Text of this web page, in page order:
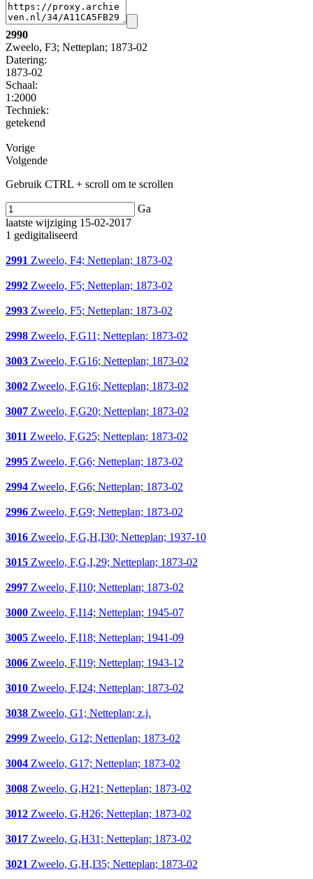
2990
Zweelo, F3; Netteplan; 1873-02
Datering:
1873-02
Schaal:
1:2000
Techniek:
getekend
Vorige
Volgende
Gebruik CTRL + scroll om te scrollen
Ga
laatste wijziging 15-02-2017
1 gedigitaliseerd
2991 Zweelo, F4; Netteplan; 1873-02
2992 Zweelo, F5; Netteplan; 1873-02
2993 Zweelo, F5; Netteplan; 1873-02
2998 Zweelo, F,G11; Netteplan; 1873-02
3003 Zweelo, F,G16; Netteplan; 1873-02
3002 Zweelo, F,G16; Netteplan; 1873-02
3007 Zweelo, F,G20; Netteplan; 1873-02
3011 Zweelo, F,G25; Netteplan; 1873-02
2995 Zweelo, F,G6; Netteplan; 1873-02
2994 Zweelo, F,G6; Netteplan; 1873-02
2996 Zweelo, F,G9; Netteplan; 1873-02
3016 Zweelo, F,G,H,I30; Netteplan; 1937-10
3015 Zweelo, F,G,I,29; Netteplan; 1873-02
2997 Zweelo, F,I10; Netteplan; 1873-02
3000 Zweelo, F,I14; Netteplan; 1945-07
3005 Zweelo, F,I18; Netteplan; 1941-09
3006 Zweelo, F,I19; Netteplan; 1943-12
3010 Zweelo, F,I24; Netteplan; 1873-02
3038 Zweelo, G1; Netteplan; z.j.
2999 Zweelo, G12; Netteplan; 1873-02
3004 Zweelo, G17; Netteplan; 1873-02
3008 Zweelo, G,H21; Netteplan; 1873-02
3012 Zweelo, G,H26; Netteplan; 1873-02
3017 Zweelo, G,H31; Netteplan; 1873-02
3021 Zweelo, G,H,I35; Netteplan; 1873-02